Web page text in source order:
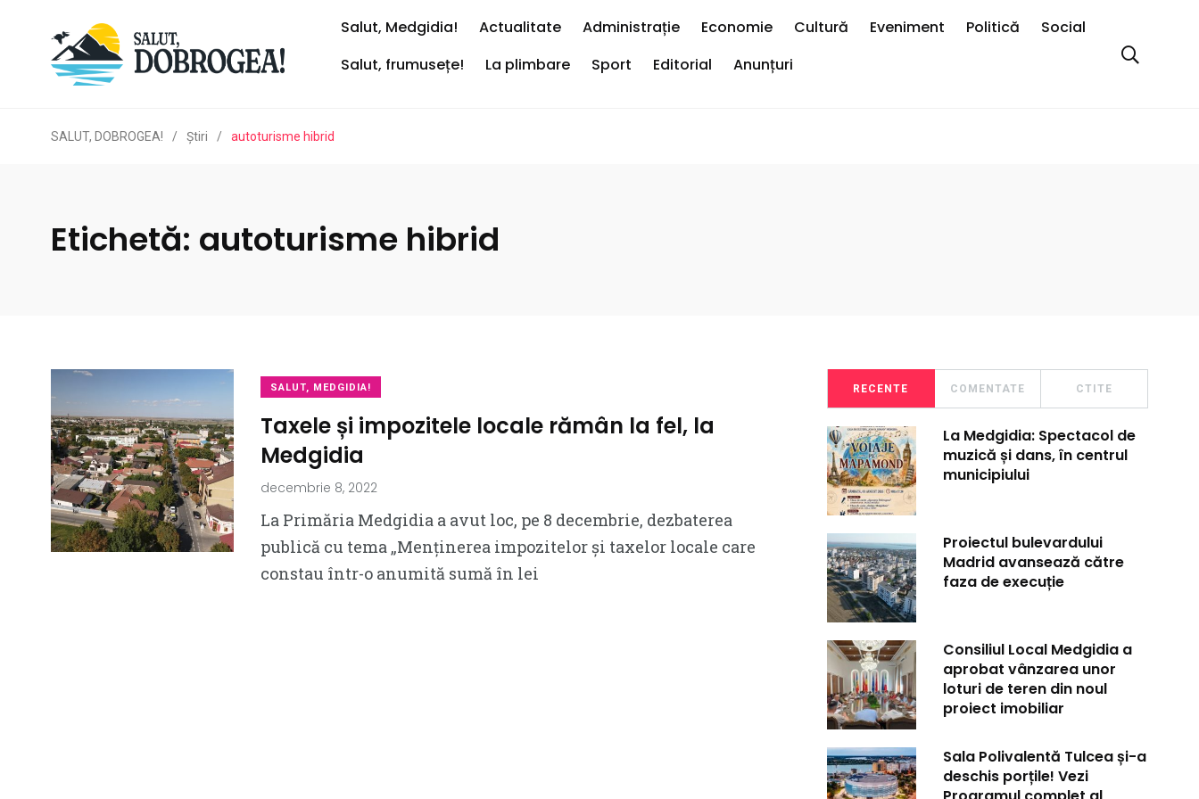
Salut, Medgidia! Actualitate Administrație Economie Cultură Eveniment Politică
Social
Salut, frumusețe!
La plimbare Sport Editorial Anunțuri
SALUT, DOBROGEA! / Ştiri / autoturisme hibrid
Etichetă: autoturisme hibrid
SALUT, MEDGIDIA!
Taxele și impozitele locale rămân la fel, la
Medgidia
decembrie 8, 2022
La Primăria Medgidia a avut loc, pe 8 decembrie, dezbaterea
publică cu tema „Menținerea impozitelor și taxelor locale care
constau într-o anumită sumă în lei
RECENTE COMENTATE CTITE
La Medgidia: Spectacol de
muzică și dans, în centrul
municipiului
Proiectul bulevardului
Madrid avansează către
faza de execuție
Consiliul Local Medgidia a
aprobat vânzarea unor
loturi de teren din noul
proiect imobiliar
Sala Polivalentă Tulcea și-a
deschis porțile! Vezi